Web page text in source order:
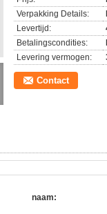
Verpakking Details:
Levertijd:
Betalingscondities:
Levering vermogen:
Contact
naam: